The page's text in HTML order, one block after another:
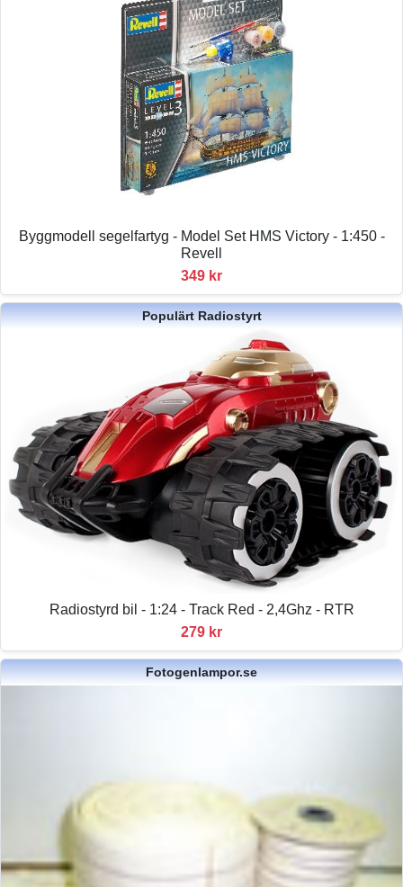
Byggmodell segelfartyg - Model Set HMS Victory - 1:450 -
Revell
349 kr
Populärt Radiostyrt
Radiostyrd bil - 1:24 - Track Red - 2,4Ghz - RTR
279 kr
Fotogenlampor.se